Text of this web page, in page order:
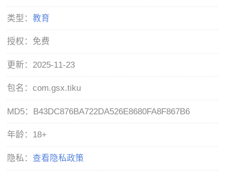
类型：教育
授权： 免费
更新： 2025-11-23
包名：com.gsx.tiku
MD5： B43DC876BA722DA526E8680FA8F867B6
年龄： 18+
隐私： 查看隐私政策